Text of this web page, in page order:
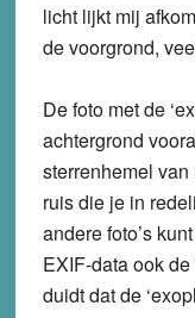
licht lijkt mij
de voorgrond,
De foto met de
achtergrond
sterrenhemel
ruis die je in
andere foto’s
EXIF-data ook
duidt dat de